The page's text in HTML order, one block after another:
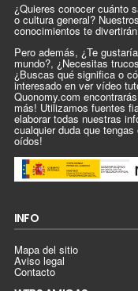
¿Quieres conocer cuánto
o cultura general?
conocimientos te
Pero además, ¿Te
mundo?, ¿Necesitas
¿Buscas qué significa o
interesado en ver vídeo
Quonomy.com
más! Utilizamos fuentes
elaborar todas nuestras
cualquier duda que
oídos!
INFO
Mapa del sitio
Aviso legal
Contacto